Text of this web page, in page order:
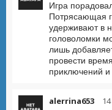
Игра
Потрясающая
удерживают в
головоломки
лишь
провести
приключений и
alerrina653